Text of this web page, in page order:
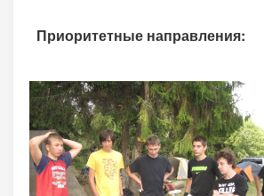
Приоритетные направления: